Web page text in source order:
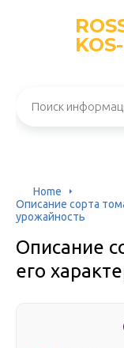
Home
Описание сорта
урожайность
Описание
его